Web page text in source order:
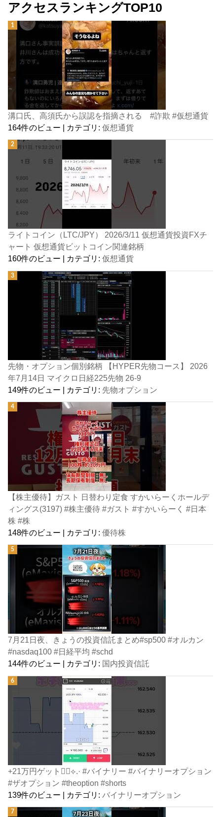
アクセスランキングTOP10
溝口氏、高須氏から誤認を指摘される #詐欺 #仮想通貨
164件のビュー | カテゴリ:仮想通貨
ライトコイン（LTC/JPY） 2026/3/11 仮想通貨投資FXチ
ャート 仮想通貨ビットコイン関連銘柄
160件のビュー | カテゴリ:仮想通貨
先物・オプション個別銘柄 【HYPER先物コース】 2026
年7月14日 マイクロ日経225先物 26-9
149件のビュー | カテゴリ: 先物オプション
【株主優待】ガスト 日替わり定食 すかいらーくホールデ
ィングス(3197) #株主優待 #ガスト #すかいらーく #日本
株 #株
148件のビュー | カテゴリ:優待株
7月21日夜、きょうの投資信託まとめ#sp500 #オルカン
#nasdaq100 #日経平均 #schd
144件のビュー
カテゴリ: 国内投資信託
+21万円ゲット👍🏻⟡.· #バイナリー #バイナリーオプション
#ザオプション #theoption #shorts
139件のビュー | カテゴリ:バイナリーオプション